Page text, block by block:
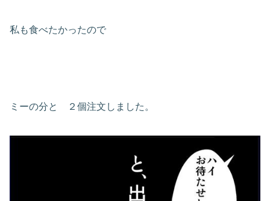
私も食べたかったので
ミーの分と ２個注文しました。